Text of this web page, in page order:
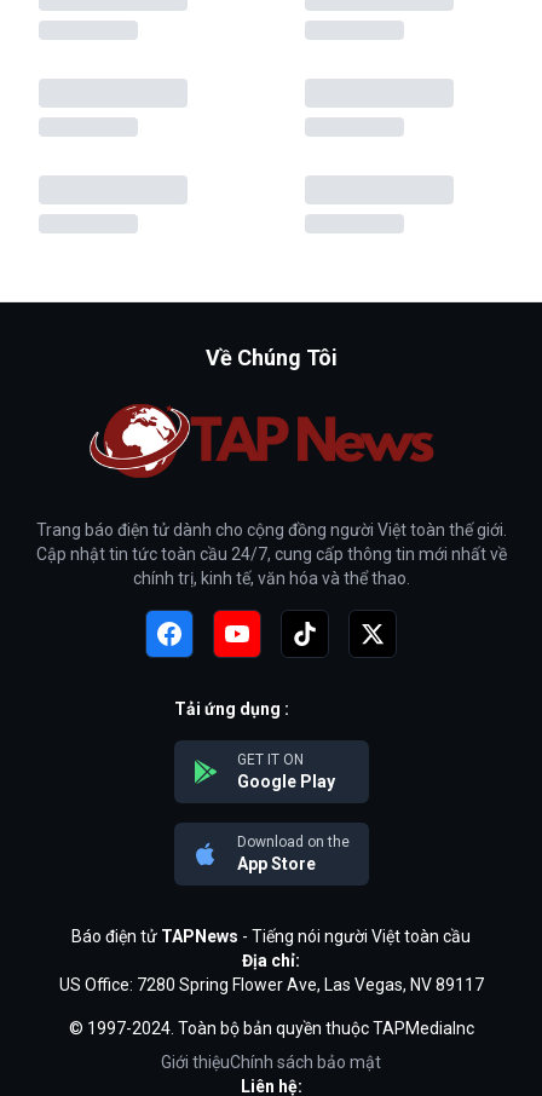
Về Chúng Tôi
Trang báo điện tử dành cho cộng đồng người Việt toàn thế giới.
Cập nhật tin tức toàn cầu 24/7, cung cấp thông tin mới nhất về
chính trị, kinh tế, văn hóa và thể thao.
Tải ứng dụng :
GET IT ON
Google Play
Download on the
App Store
Báo điện tử TAPNews - Tiếng nói người Việt toàn cầu
Địa chỉ:
US Office: 7280 Spring Flower Ave, Las Vegas, NV 89117
© 1997-2024. Toàn bộ bản quyền thuộc TAPMediaInc
Giới thiệuChính sách bảo mật
Liên hệ: